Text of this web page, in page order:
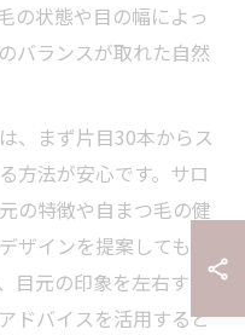
の状態や目の幅によっ
バランスが取れた自然
、まず片目30本からス
方法が安心です。サロ
の特徴や自まつ毛の健
インを提案してもら
元の印象を左右する
ドバイスを活用すると